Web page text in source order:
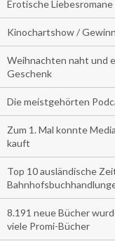
Erotische Liebesromane
Kinochartshow /
Weihnachten naht und
Geschenk
Die meistgehörten
Zum 1. Mal konnte
kauft
Top 10 ausländische
8.191 neue Bücher
viele Promi-Bücher